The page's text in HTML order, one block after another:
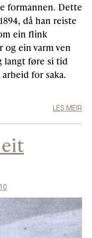
formannen. Dette
då han reiste
ein flink
og ein varm ven
langt føre si tid
for saka.
LES MEIR